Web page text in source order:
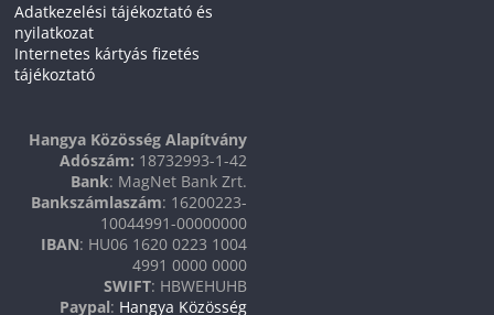
Adatkezelési tájékoztató és
nyilatkozat
Internetes kártyás fizetés
tájékoztató
Hangya Közösség Alapítvány
Adószám: 18732993-1-42
Bank: MagNet Bank Zrt.
Bankszámlaszám: 16200223-
10044991-00000000
IBAN: HU06 1620 0223 1004
4991 0000 0000
SWIFT: HBWEHUHB
Paypal: Hangya Közösség